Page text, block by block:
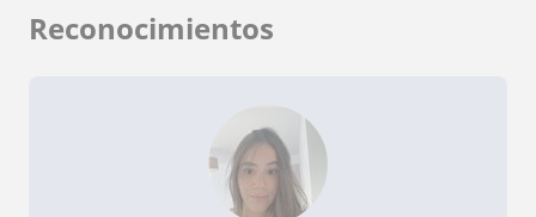
Reconocimientos